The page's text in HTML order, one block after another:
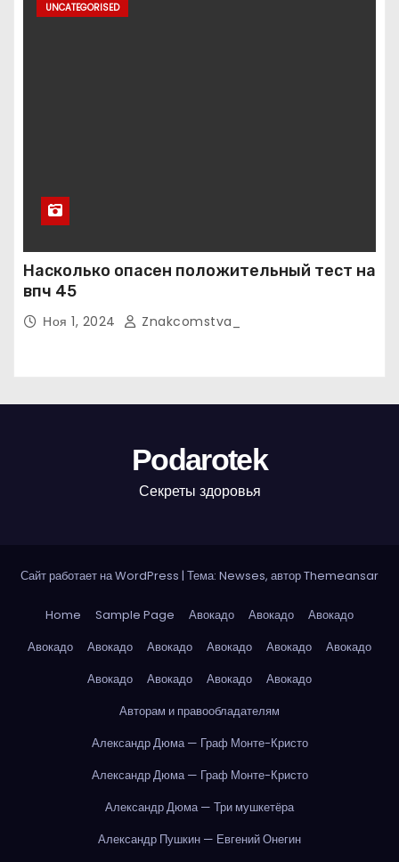
UNCATEGORISED
Насколько опасен положительный тест на
впч 45
Ноя 1, 2024 Znakcomstva_
Podarotek
Секреты здоровья
Сайт работает на WordPress | Тема: Newses, авторThemeansar
Home Sample Page Авокадо Авокадо
Авокадо
Авокадо
Авокадо Авокадо Авокадо Авокадо
Авокадо
Авокадо
Авокадо Авокадо
Авокадо
Авторам и правообладателям
Александр Дюма — Граф Монте-Кристо
Александр Дюма — Граф Монте-Кристо
Александр Дюма — Три мушкетёра
Александр Пушкин — Евгений Онегин